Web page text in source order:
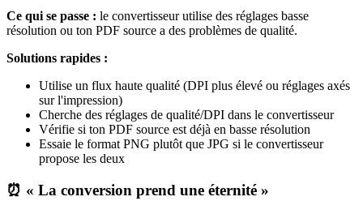
Ce qui se passe : le convertisseur utilise des réglages basse
résolution ou ton PDF source a des problèmes de qualité.
Solutions rapides :
Utilise un flux haute qualité (DPI plus élevé ou réglages axés
sur l'impression)
Cherche des réglages de qualité/DPI dans le convertisseur
Vérifie si ton PDF source est déjà en basse résolution
Essaie le format PNG plutôt que JPG si le convertisseur
propose les deux
⏰ « La conversion prend une éternité »